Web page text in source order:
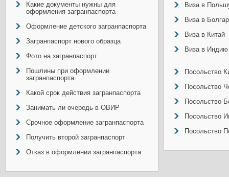
Какие документы нужны для
оформления загранпаспорта
Оформление детского загранпаспорта
Загранпаспорт нового образца
Фото на загранпаспорт
Пошлины при оформлении
загранпаспорта
Какой срок действия загранпаспорта
Занимать ли очередь в ОВИР
Срочное оформление загранпаспорта
Получить второй загранпаспорт
Отказ в оформлении загранпаспорта
Виза в
Виза в
Виза в Китай
Виза в Индию
Посольство
Посольство
Посольство
Посольство
Посольство